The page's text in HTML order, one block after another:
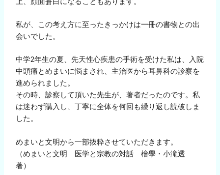
私が、この考え方に至ったきっかけは一冊の書物との出
会いでした。
中学2年生の夏、先天性心疾患の手術を受けた私は、入院
中頭痛とめまいに悩まされ、主治医から耳鼻科の診察を
進められました。
その時、診察して頂いた先生が、著者だったのです。私
は迷わず購入し、丁寧に全体を何回も繰り返し読破しま
した。
めまいと文明から一部抜粋させていただきます。
（めまいと文明 医学と宗教の対話 檜學・小滝透
著）